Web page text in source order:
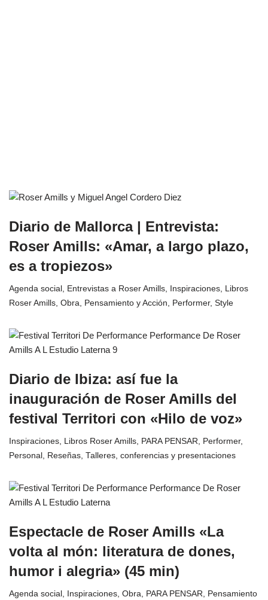
Diario de Mallorca | Entrevista:
Roser Amills: «Amar, a largo plazo,
es a tropiezos»
Agenda social , Entrevistas a Roser Amills, Inspiraciones, Libros
Roser Amills, Obra, Pensamiento y Acción, Performer, Style
Diario de Ibiza: así fue la
inauguración de Roser Amills del
festival Territori con «Hilo de voz»
Inspiraciones, Libros Roser Amills, PARA PENSAR, Performer,
Personal , Reseñas, Talleres, conferencias y presentaciones
Espectacle de Roser Amills «La
volta al món: literatura de dones,
humor i alegria» (45 min)
Agenda social , Inspiraciones, Obra, PARA PENSAR, Pensamiento